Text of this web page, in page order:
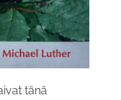
tänä